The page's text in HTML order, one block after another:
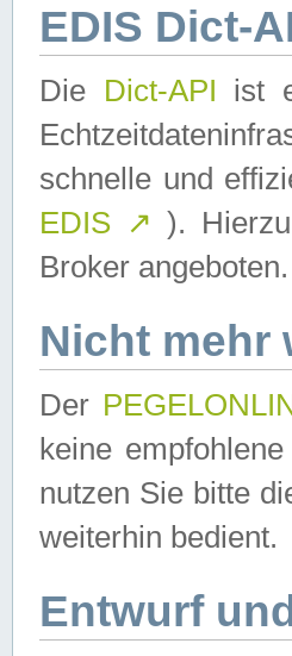
EDIS Dict-
Die Dict-API ist
schnelle und
EDIS ↗ ).
Broker angeboten.
Nicht mehr
Der
keine
nutzen Sie bitte
weiterhin bedient.
Entwurf